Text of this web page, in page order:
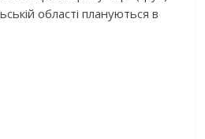
області плануються в